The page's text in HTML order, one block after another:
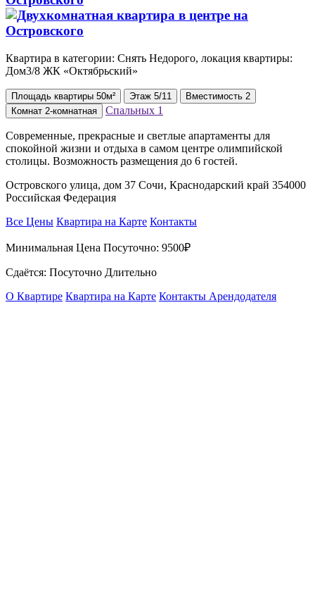
Квартира в категории: Снять Недорого, локация квартиры:
Дом3/8 ЖК «Октябрьский»
Площадь квартиры 50м² Этаж 5/11 Вместимость 2
Комнат 2-комнатная Спальных 1
Современные, прекрасные и светлые апартаменты для
спокойной жизни и отдыха в самом центре олимпийской
столицы. Возможность размещения до 6 гостей.
Островского улица, дом 37 Сочи, Краснодарский край 354000
Российская Федерация
Все Цены Квартира на Карте Контакты
Минимальная Цена Посуточно: 9500₽
Сдаётся: Посуточно Длительно
О Квартире Квартира на Карте Контакты Арендодателя